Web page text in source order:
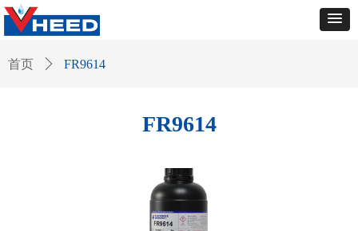
首页 ꄲ FR9614
FR9614